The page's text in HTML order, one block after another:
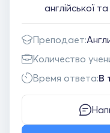
англійської
Преподает:
Количество
Время ответа:В